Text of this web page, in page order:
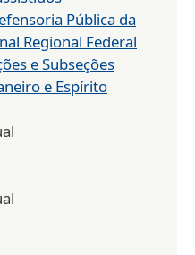
Pública da
Regional Federal
e Subseções
e Espírito